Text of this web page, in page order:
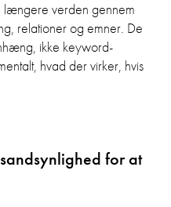
længere verden gennem
relationer og emner. De
ikke keyword-
hvad der virker, hvis
for at